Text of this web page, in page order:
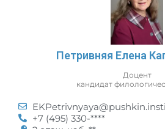
Петривняя Елена
Доцент
кандидат
+7 (495) 330-****